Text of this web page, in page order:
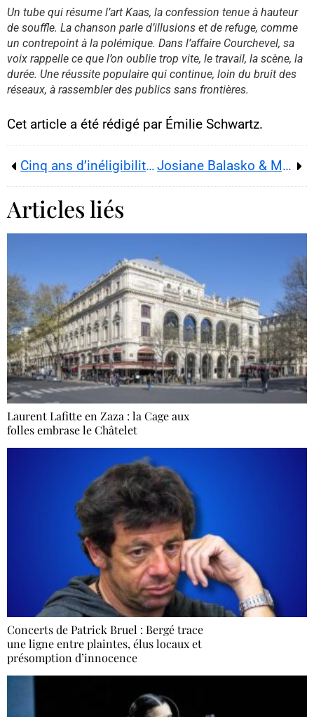
acceptez d’être suivi par
YouTube.
Cette image est hébergée par
YouTube. Crédits : créateurs du
contenu / YouTube.
Un tube qui résume l’art Kaas, la confession tenue à hauteur
de souffle. La chanson parle d’illusions et de refuge, comme
un contrepoint à la polémique. Dans l’affaire Courchevel, sa
voix rappelle ce que l’on oublie trop vite, le travail, la scène, la
durée. Une réussite populaire qui continue, loin du bruit des
réseaux, à rassembler des publics sans frontières.
Cet article a été rédigé par Émilie Schwartz.
Cinq ans d’inéligibilité requis : l’avenir présidentiel de Marine Le Pen suspendu au verdict en appel Josiane Balasko & Marilou Berry : mère et fille réunies sur scène, le huis clos qui surprend
Articles liés
Laurent Lafitte en Zaza : la Cage aux
folles embrase le Châtelet
Concerts de Patrick Bruel : Bergé trace
une ligne entre plaintes, élus locaux et
présomption d’innocence